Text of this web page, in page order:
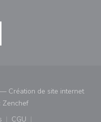
Création de site internet
Zenchef((ouvre une nouvelle
CGU